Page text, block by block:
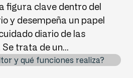
figura clave dentro del
y desempeña un papel
diario de las
trata de un...